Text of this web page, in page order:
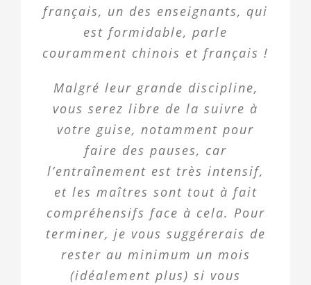
français, un des enseignants, qui
est formidable, parle
couramment chinois et français !
Malgré leur grande discipline,
vous serez libre de la suivre à
votre guise, notamment pour
faire des pauses, car
l’entraînement est très intensif,
et les maîtres sont tout à fait
compréhensifs face à cela. Pour
terminer, je vous suggérerais de
rester au minimum un mois
(idéalement plus) si vous